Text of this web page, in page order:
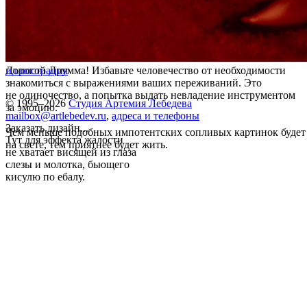
Дорогой Друмма! Избавьте человечество от необходимости
знакомиться с выражениями ваших переживаний. Это
не одиночество, а попытка выдать невладение инструментом
за эмоцию.
Чем меньше подобных импотентских сопливых картинок будет
на свете, тем приятнее будет жить.
Тут для эффекта жалости
не хватает висящей из глаза
слезы и молотка, бьющего
кисулю по ебалу.
иллюстрация
© 1995–2026 Студия Артемия Лебедева
mailbox@artlebedev.ru, адреса и телефоны
Заказать дизайн...